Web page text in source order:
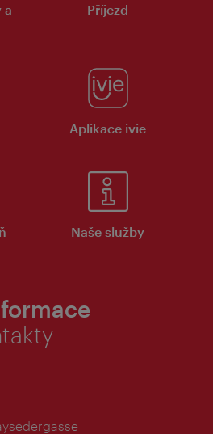
a
Příjezd
Aplikace ivie
Naše služby